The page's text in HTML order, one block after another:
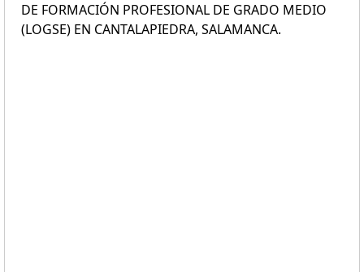
DE FORMACIÓN PROFESIONAL DE GRADO MEDIO
(LOGSE) EN CANTALAPIEDRA, SALAMANCA.